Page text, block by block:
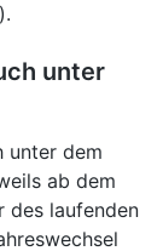
).
unter
unter dem
ab dem
des laufenden